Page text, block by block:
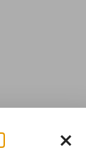
close